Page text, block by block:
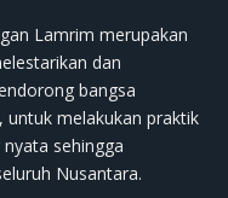
Lamrim merupakan
dan
bangsa
untuk melakukan praktik
sehingga
Nusantara.